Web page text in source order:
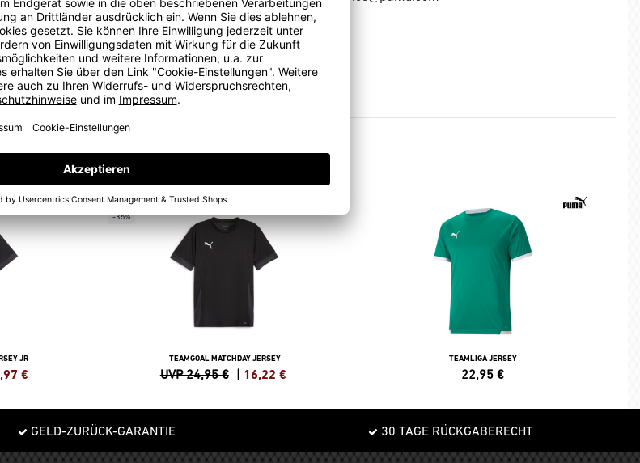
JR
€
-35%
TEAMGOAL MATCHDAY JERSEY
UVP 24,95 € | 16,22 €
TEAMLIGA JERSEY
22,95 €
GELD-ZURÜCK-GARANTIE 30 TAGE RÜCKGABERECHT